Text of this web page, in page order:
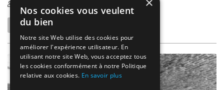
Nos cookies vous veulent
du bien
Notre site Web utilise des cookies pour
améliorer l'expérience utilisateur. En
utilisant notre site Web, vous acceptez tous
les cookies conformément à notre Politique
relative aux cookies. En savoir plus